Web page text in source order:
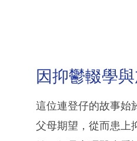
因抑鬱輟學
這位連登仔的故事始
父母期望，從而患上